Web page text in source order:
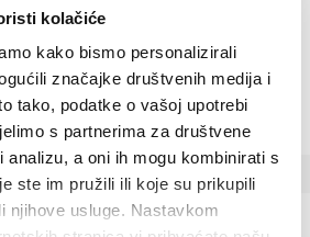
kolačiće
kako bismo personalizirali
značajke društvenih medija i
tako, podatke o vašoj upotrebi
s partnerima za društvene
analizu, a oni ih mogu kombinirati s
ste im pružili ili koje su prikupili
njihove usluge. Nastavkom
Friday, 9:00 PM Kaštel Stari,